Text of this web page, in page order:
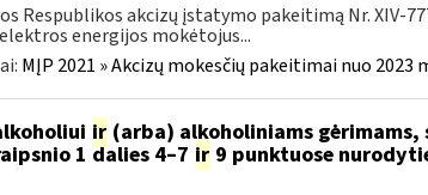
Respublikos akcizų įstatymo pakeitimą Nr. XIV-
energijos mokėtojus...
MĮP 2021 » Akcizų mokesčių pakeitimai nuo 2023
ir(arba) alkoholiniams gėrimams,
1 dalies 4–7 ir9 punktuose